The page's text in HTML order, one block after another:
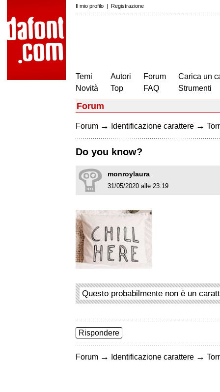
Il mio profilo | Registrazione
Temi
Novità
Autori
Top
Forum
FAQ
Carica un
Strumenti
Forum
Forum → Identificazione carattere →
Do you know?
monroylaura
31/05/2020 alle 23:19
Questo probabilmente non è un
Rispondere
Forum → Identificazione carattere →